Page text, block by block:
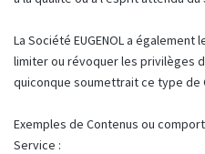
La Société EUGENOL a
limiter ou révoquer les privilèges
quiconque soumettrait ce type de
Exemples de Contenus ou
Service :